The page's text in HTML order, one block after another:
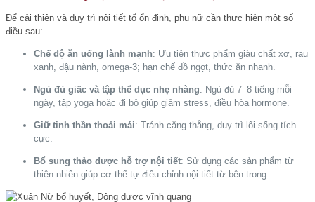
Để cải thiện và duy trì nội tiết tố ổn định, phụ nữ cần thực hiện một số
điều sau:
Chế độ ăn uống lành mạnh: Ưu tiên thực phẩm giàu chất xơ, rau
xanh, đậu nành, omega-3; hạn chế đồ ngọt, thức ăn nhanh.
Ngủ đủ giấc và tập thể dục nhẹ nhàng: Ngủ đủ 7–8 tiếng mỗi
ngày, tập yoga hoặc đi bộ giúp giảm stress, điều hòa hormone.
Giữ tinh thần thoải mái: Tránh căng thẳng, duy trì lối sống tích
cực.
Bổ sung thảo dược hỗ trợ nội tiết: Sử dụng các sản phẩm từ
thiên nhiên giúp cơ thể tự điều chỉnh nội tiết từ bên trong.